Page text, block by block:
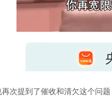
提到了催收和清欠这个问题